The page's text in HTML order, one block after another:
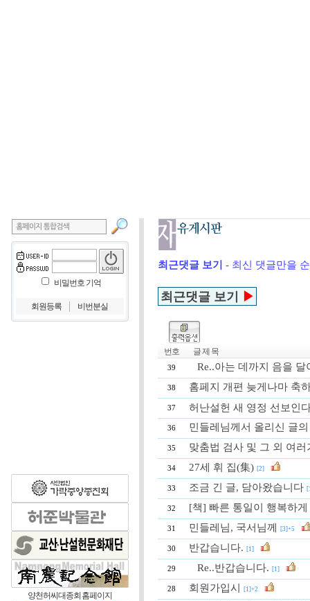
비밀번호 기억
회원등록 비번분실
양천허씨대종회 홈페이지
최근댓글 보기 - 최신 댓글만을
최근댓글 보기 ▶
번호 글 제 목
39 Re..아는 데까지 음을 달
38 홈페지 개편 늦게나마 축
37 허난설헌 새 영정 선보인
36 민들레님께서 올리신 글
35 맞춤법 검사 및 그 외 여러
34 27세 휘 집(集) [2]
33 조금 긴 글, 담아왔습니다
32 [책] 빠른 통일이 행복하
31 민들레님, 국서님께 [3]+5
30 반갑습니다. [1]
29 Re..반갑습니다. [1]
28 회원가입시 [1]+2